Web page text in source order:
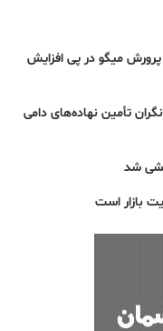
پرورش میگو در پی افزایش
تأمین نهاده‌های دامی
شد
بازار است